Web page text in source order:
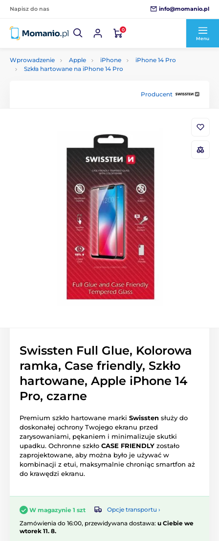
Napisz do nas info@momanio.pl
0
Menu
Wprowadzenie Apple iPhone
iPhone 14 Pro
Szkła hartowane na iPhone 14 Pro
Producent
Swissten Full Glue, Kolorowa
ramka, Case friendly, Szkło
hartowane, Apple iPhone 14
Pro, czarne
Premium szkło hartowane marki Swissten służy do
doskonałej ochrony Twojego ekranu przed
zarysowaniami, pękaniem i minimalizuje skutki
upadku. Ochronne szkło CASE FRIENDLY zostało
zaprojektowane, aby można było je używać w
kombinacji z etui, maksymalnie chroniąc smartfon aż
do krawędzi ekranu.
W magazynie 1 szt
Opcje transportu ›
Zamówienia do 16:00, przewidywana dostawa: u Ciebie we
wtorek 11. 8.